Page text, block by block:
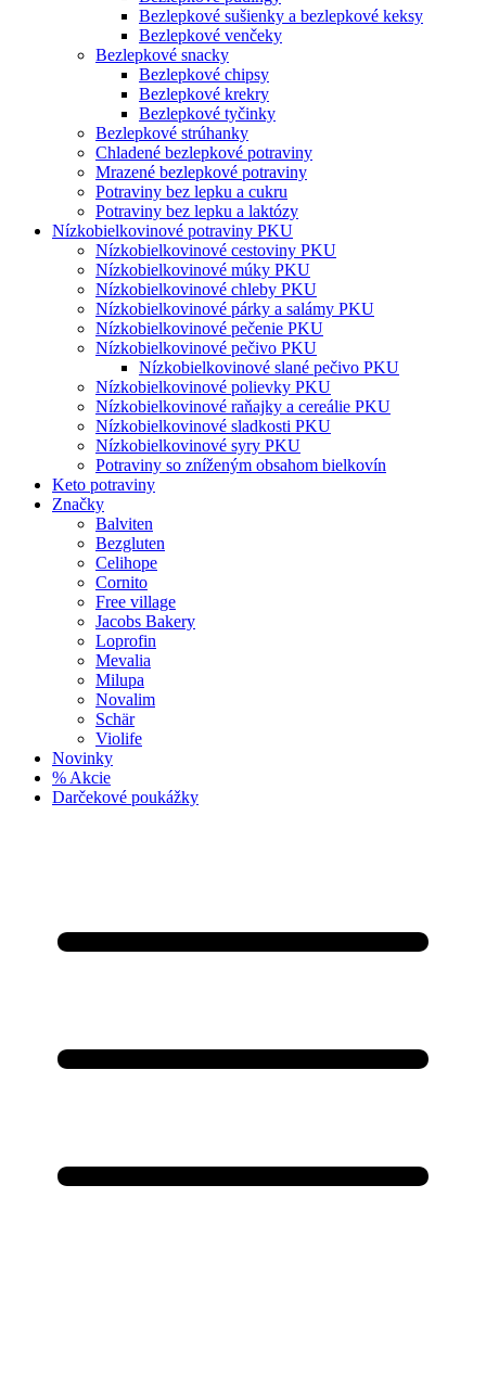
Bezlepkové sušienky a bezlepkové keksy
Bezlepkové venčeky
Bezlepkové snacky
Bezlepkové chipsy
Bezlepkové krekry
Bezlepkové tyčinky
Bezlepkové strúhanky
Chladené bezlepkové potraviny
Mrazené bezlepkové potraviny
Potraviny bez lepku a cukru
Potraviny bez lepku a laktózy
Nízko­bielkovinové potraviny PKU
Nízko­bielkovinové cestoviny PKU
Nízko­bielkovinové múky PKU
Nízkobielkovinové chleby PKU
Nízkobielkovinové párky a salámy PKU
Nízkobielkovinové pečenie PKU
Nízkobielkovinové pečivo PKU
Nízkobielkovinové slané pečivo PKU
Nízkobielkovinové polievky PKU
Nízkobielkovinové raňajky a cereálie PKU
Nízkobielkovinové sladkosti PKU
Nízkobielkovinové syry PKU
Potraviny so zníženým obsahom bielkovín
Keto potraviny
Značky
Balviten
Bezgluten
Celihope
Cornito
Free village
Jacobs Bakery
Loprofin
Mevalia
Milupa
Novalim
Schär
Violife
Novinky
% Akcie
Darčekové poukážky